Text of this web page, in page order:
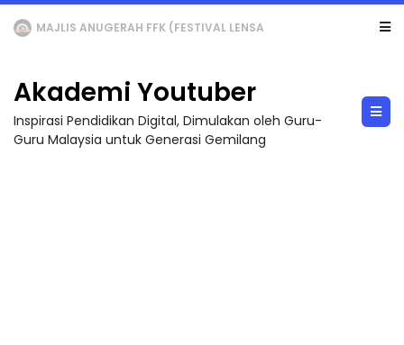
LIVE 🔴 [LIVE] MATEMATIK SR, WANG TAHUN 6 OLEH CIKGU ANITA #ALLINONE #141 #...
Akademi Youtuber
Inspirasi Pendidikan Digital, Dimulakan oleh Guru-
Guru Malaysia untuk Generasi Gemilang